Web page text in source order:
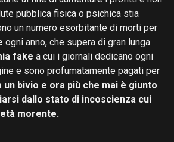
pubblica fisica o psichica stia
un numero esorbitante di morti per
ogni anno, che supera di gran lunga
fake a cui i giornali dedicano ogni
e sono profumatamente pagati per
un bivio e ora più che mai è giunto
dallo stato di incoscienza cui
morente.